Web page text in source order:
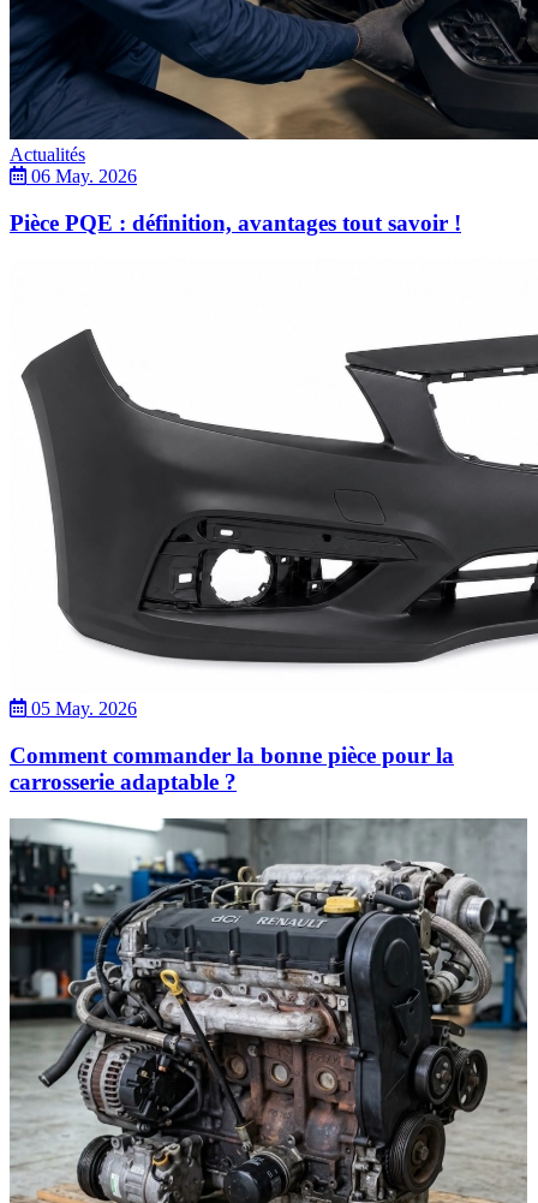
Actualités
06 May. 2026
Pièce PQE : définition, avantages tout savoir !
05 May. 2026
Comment commander la bonne pièce pour la
carrosserie adaptable ?